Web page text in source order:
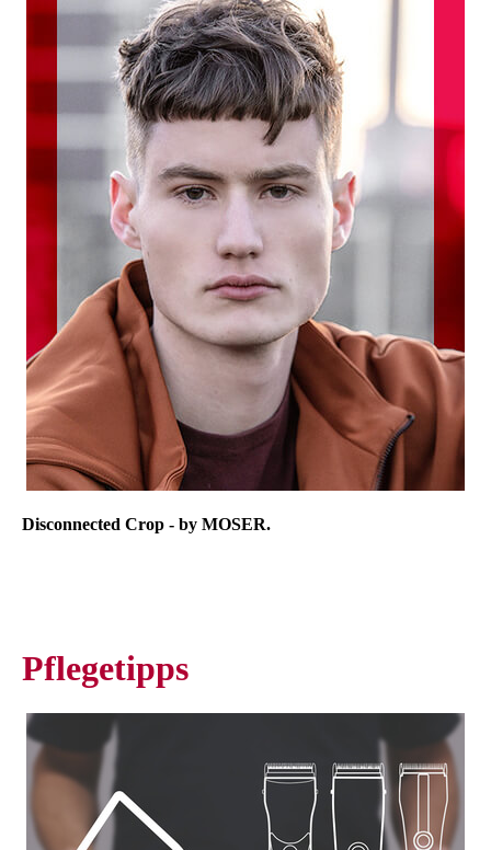
Disconnected Crop - by MOSER.
Pflegetipps